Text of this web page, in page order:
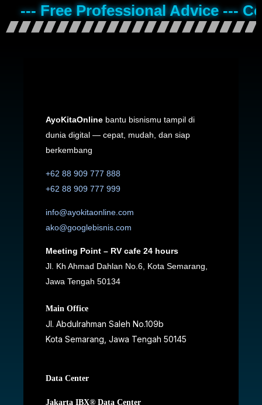
--- Free Professional Advice ---
AyoKitaOnlinebantu bisnismu tampil di
dunia digital — cepat, mudah, dan siap
berkembang
+62 88 909 777 888
+62 88 909 777 999
info@ayokitaonline.com
ako@googlebisnis.com
Meeting Point – RV cafe 24 hours
Jl. Kh Ahmad Dahlan No.6, Kota Semarang,
Jawa Tengah 50134
Main Office
Jl. Abdulrahman Saleh No.109b
Kota Semarang, Jawa Tengah 50145
Data Center
Jakarta IBX® Data Center